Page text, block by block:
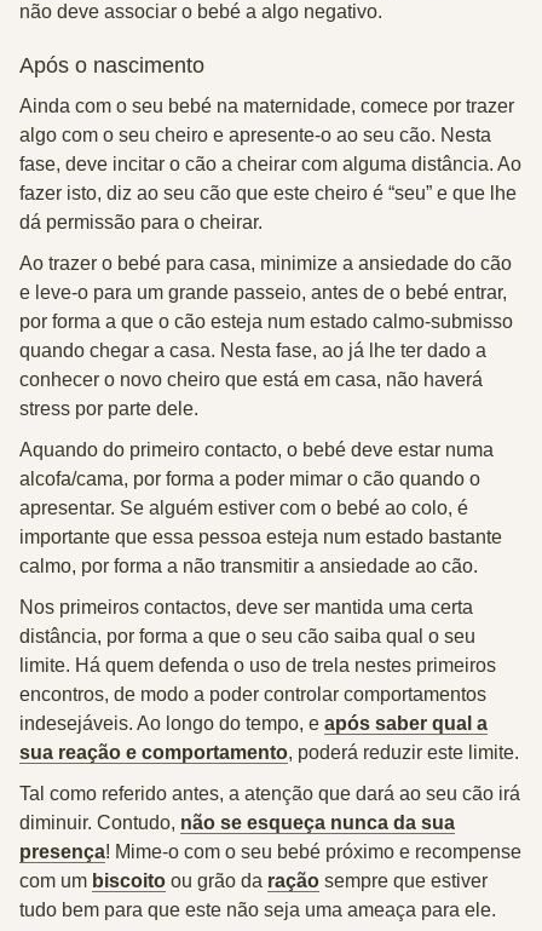
não deve associar o bebé a algo negativo.
Após o nascimento
Ainda com o seu bebé na maternidade, comece por trazer
algo com o seu cheiro e apresente-o ao seu cão. Nesta
fase, deve incitar o cão a cheirar com alguma distância. Ao
fazer isto, diz ao seu cão que este cheiro é “seu” e que lhe
dá permissão para o cheirar.
Ao trazer o bebé para casa, minimize a ansiedade do cão
e leve-o para um grande passeio, antes de o bebé entrar,
por forma a que o cão esteja num estado calmo-submisso
quando chegar a casa. Nesta fase, ao já lhe ter dado a
conhecer o novo cheiro que está em casa, não haverá
stress por parte dele.
Aquando do primeiro contacto, o bebé deve estar numa
alcofa/cama, por forma a poder mimar o cão quando o
apresentar. Se alguém estiver com o bebé ao colo, é
importante que essa pessoa esteja num estado bastante
calmo, por forma a não transmitir a ansiedade ao cão.
Nos primeiros contactos, deve ser mantida uma certa
distância, por forma a que o seu cão saiba qual o seu
limite. Há quem defenda o uso de trela nestes primeiros
encontros, de modo a poder controlar comportamentos
indesejáveis. Ao longo do tempo, e após saber qual a
sua reação e comportamento, poderá reduzir este limite.
Tal como referido antes, a atenção que dará ao seu cão irá
diminuir. Contudo, não se esqueça nunca da sua
presença! Mime-o com o seu bebé próximo e recompense
com um biscoito ou grão da ração sempre que estiver
tudo bem para que este não seja uma ameaça para ele.